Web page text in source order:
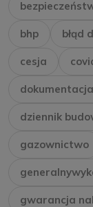
bhp błąd
cesja
dziennik
gazownictwo
gwarancja